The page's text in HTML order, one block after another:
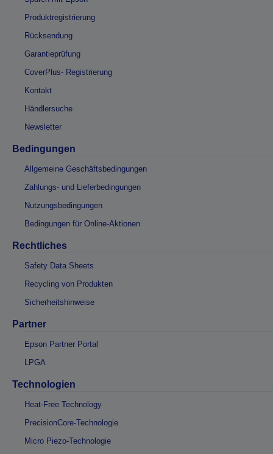
Produktregistrierung
Rücksendung
Garantieprüfung
CoverPlus- Registrierung
Kontakt
Händlersuche
Newsletter
Bedingungen
Allgemeine Geschäftsbedingungen
Zahlungs- und Lieferbedingungen
Nutzungsbedingungen
Bedingungen für Online-Aktionen
Rechtliches
Safety Data Sheets
Recycling von Produkten
Sicherheitshinweise
Partner
Epson Partner Portal
LPGA
Technologien
Heat-Free Technology
PrecisionCore-Technologie
Micro Piezo-Technologie